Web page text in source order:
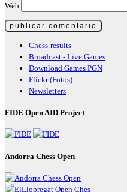
Web
Chess-results
Broadcast - Live Games
Download Games PGN
Flickr (Fotos)
Newsletters
FIDE Open AID Project
Andorra Chess Open